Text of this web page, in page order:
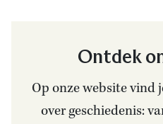
Ontdek
Op onze website vind
over geschiedenis: